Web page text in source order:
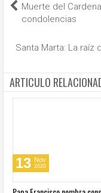
Muerte del
condolencias
Santa Marta: La raíz
ARTICULO
13 Nov
2020